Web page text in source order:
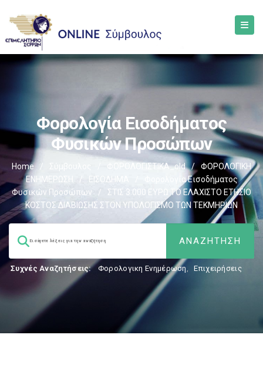
Φορολογία Εισοδήματος
Φυσικών Προσώπων
Home / Σύμβουλος ΦΟΡΟΛΟΓΙΣΤΙΚΑ_old /
ΦΟΡΟΛΟΓΙΚΗ
ΕΝΗΜΕΡΩΣΗ
/ ΕΙΣΟΔΗΜΑ
Φορολογία Εισοδήματος
Φυσικών Προσώπων
/
ΣΤΙΣ 3.000 ΕΥΡΩ ΤΟ ΕΛΑΧΙΣΤΟ ΕΤΗΣΙΟ
ΚΟΣΤΟΣ ΔΙΑΒΙΩΣΗΣ ΣΤΟΝ ΥΠΟΛΟΓΙΣΜΟ ΤΩΝ ΤΕΚΜΗΡΙΩΝ
Συχνές Αναζητήσεις: Φορολογικη Ενημέρωση, Επιχειρήσεις